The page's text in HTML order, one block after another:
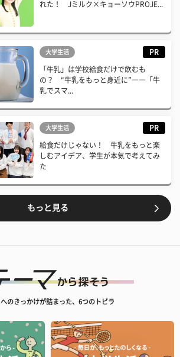
れた！ Jミルク×キョーソウPROJE...
大学生活 PR
「牛乳」は学校給食だけで飲むも
の？ “牛乳をもっと身近に”――「牛
乳でスマ...
大学生活 PR
給食だけじゃない！ 牛乳をもっと楽
しむアイデア、学生が本気で考えてみ
た
もっと見る
のきっかけが詰まった、6つのトビラ